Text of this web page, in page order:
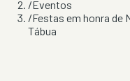
/Eventos
/Festas em honra de
Tábua